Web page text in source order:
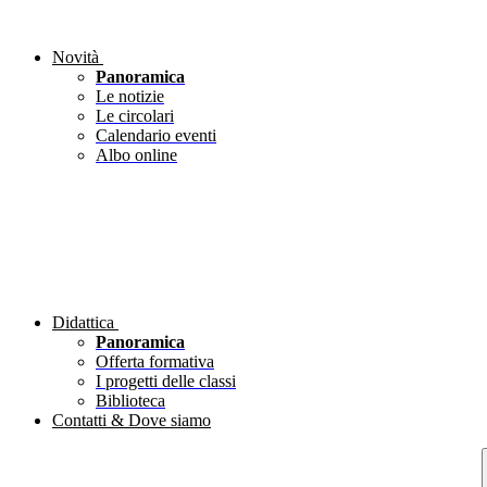
Novità
Panoramica
Le notizie
Le circolari
Calendario eventi
Albo online
Didattica
Panoramica
Offerta formativa
I progetti delle classi
Biblioteca
Contatti & Dove siamo